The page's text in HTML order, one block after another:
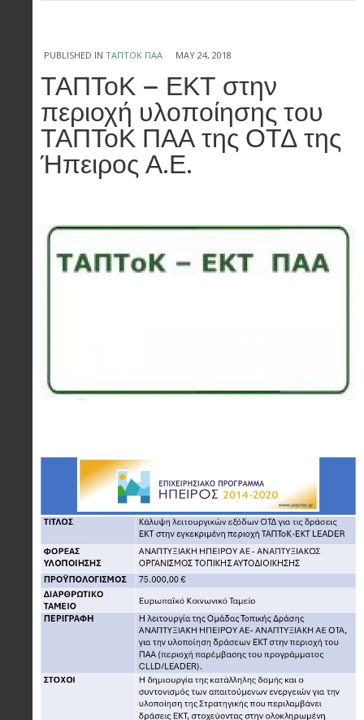
PUBLISHED IN ΤΑΠΤΟΚ ΠΑΑ MAY 24, 2018
ΤΑΠΤοΚ – ΕΚΤ στην
περιοχή υλοποίησης του
ΤΑΠΤοΚ ΠΑΑ της ΟΤΔ της
Ήπειρος Α.Ε.